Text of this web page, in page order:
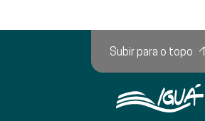
Subir para o topo